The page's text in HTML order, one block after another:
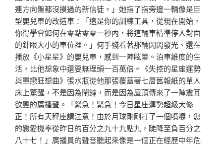
連方向盤都沒摸過的新信徒。」她指了指旁邊一輛像是巨
型嬰兒車的改造車：「這是你的訓練工具，從現在開始，
你得學會如何在零點零零一秒內，將這輛車精準停入對面
的針眼大小的車位裡。」何手殘看著那輛閃閃發光、還在
播放《小星星》的嬰兒車，感到一陣眩暈。泊車維度的生
活，比他想象中還要無理頭一百萬倍。《失控的星座運勢
與單戀狂想曲》張水瓶從他那張覆蓋著七層舊報紙的單人
床上驚醒，不是因為鬧鐘，而是因為屋頂傳來了一陣震耳
欲聾的廣播聲。「緊急！緊急！今日星座運勢超級大修
正！所有天秤座請注意！由於月球剛剛打了一個噴嚏，您
的戀愛機率從昨日的百分之九十九點九，陡降至負百分之
八十七！」廣播員的聲音聽起來像是一個正在經歷中年危